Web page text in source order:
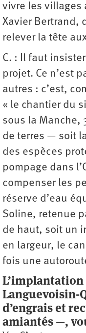
vivre les villages
Xavier Bertrand,
relever la tête
C. : Il faut
projet. Ce n’est
autres : c’est,
« le chantier du
sous la Manche,
de terres — soit
des espèces
pompage dans
compenser les
réserve d’eau
Soline, retenue
de haut, soit un
en largeur, le
fois une
d’engrais et
amiantés —,